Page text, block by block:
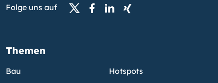
Folge uns auf
Themen
Bau
Hotspots